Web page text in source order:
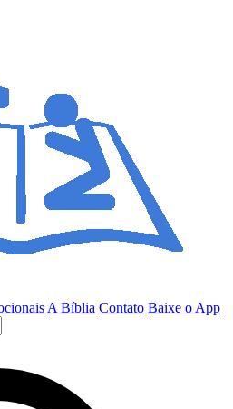
A Bíblia Contato Baixe o App